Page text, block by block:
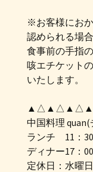
※お客様にお
認められる場
食事前の手指
咳エチケット
いたします。
中国料理 quan(
ランチ 11：30
ディナー17：
定休日：水曜